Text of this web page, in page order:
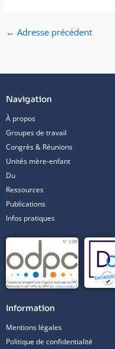
← Adresse précédent
Navigation
À propos
Groupes de travail
Congrès & Réunions
Unités mère-enfant
Du
Ressources
Publications
Infos pratiques
Information
Mentions légales
Politique de confidentialité